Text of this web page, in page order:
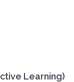
Learning)